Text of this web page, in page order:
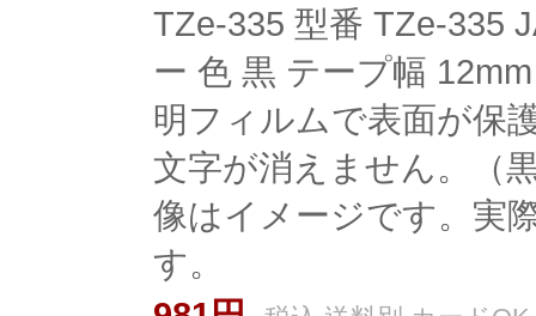
TZe-335 型番 TZe-335
ー 色 黒 テープ幅
明フィルムで表面が保
文字が消えません。（
像はイメージです。実
す。